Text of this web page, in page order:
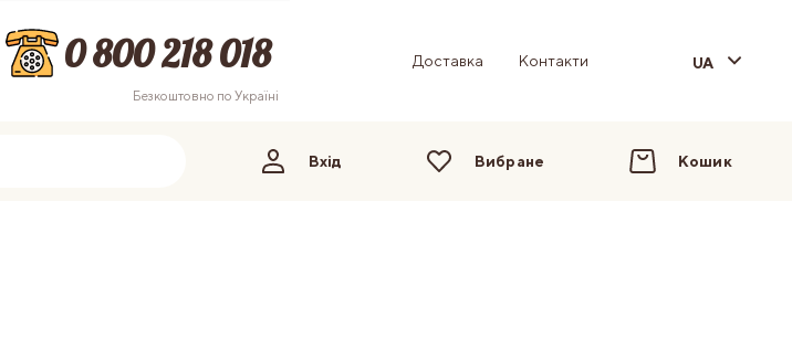
0 800 218 018
Безкоштовно по Україні
Доставка Контакти UA
Вхід Вибране Кошик